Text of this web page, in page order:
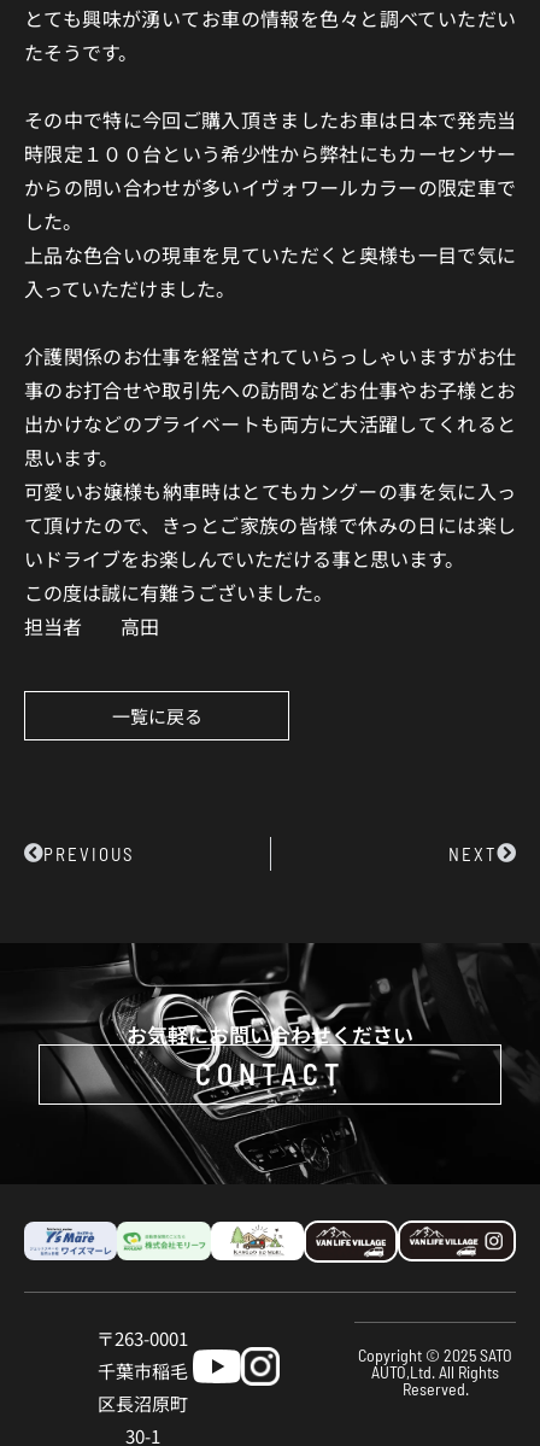
とても興味が湧いてお車の情報を色々と調べていただい
たそうです。
その中で特に今回ご購入頂きましたお車は日本で発売当
時限定１００台という希少性から弊社にもカーセンサー
からの問い合わせが多いイヴォワールカラーの限定車で
した。
上品な色合いの現車を見ていただくと奥様も一目で気に
入っていただけました。
介護関係のお仕事を経営されていらっしゃいますがお仕
事のお打合せや取引先への訪問などお仕事やお子様とお
出かけなどのプライベートも両方に大活躍してくれると
思います。
可愛いお嬢様も納車時はとてもカングーの事を気に入っ
て頂けたので、きっとご家族の皆様で休みの日には楽し
いドライブをお楽しんでいただける事と思います。
この度は誠に有難うございました。
担当者 高田
一覧に戻る
PrevPREVIOUS NEXTNext
お気軽にお問い合わせください
CONTACT
〒263-0001
千葉市稲⽑
区⻑沼原町
30-1
Copyright © 2025 SATO
AUTO,Ltd. All Rights
Reserved.